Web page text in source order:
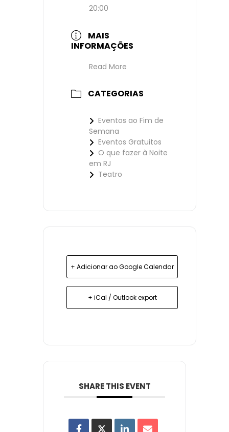
20:00
MAIS
INFORMAÇÕES
Read More
CATEGORIAS
Eventos ao Fim de
Semana
Eventos Gratuitos
O que fazer à Noite
em RJ
Teatro
+ Adicionar ao Google Calendar
+ iCal / Outlook export
SHARE THIS EVENT